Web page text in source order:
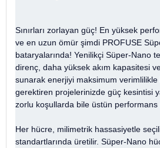
Sınırları zorlayan güç! En yüksek
ve en uzun ömür şimdi PROFUSE
bataryalarında! Yenilikçi Süper-Nano
direnç, daha yüksek akım kapasitesi
sunarak enerjiyi maksimum verimlilikle
gerektiren projelerinizde güç kesintisi
zorlu koşullarda bile üstün performans
Her hücre, milimetrik hassasiyetle
standartlarında üretilir. Süper-Nano